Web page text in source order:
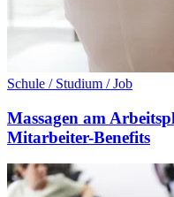
Schule / Studium / Job
Massagen am
Mitarbeiter-Benefits